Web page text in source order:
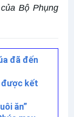
Bộ Phụng
đã đến
được kết
ăn”